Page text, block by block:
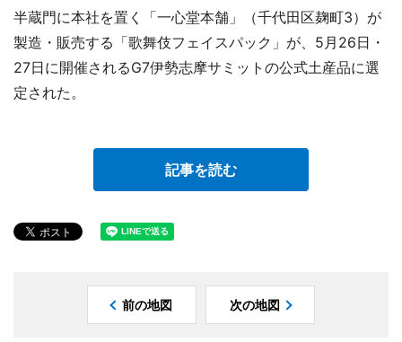
半蔵門に本社を置く「一心堂本舗」（千代田区麹町3）が
製造・販売する「歌舞伎フェイスパック」が、5月26日・
27日に開催されるG7伊勢志摩サミットの公式土産品に選
定された。
記事を読む
前の地図 次の地図